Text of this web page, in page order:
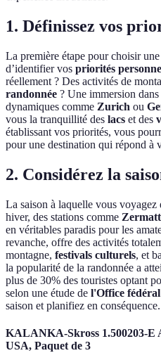
1. Définissez vos
La première étape pour choisir
d’identifier vos priorités
réellement ? Des activités de
randonnée ? Une immersion
dynamiques comme Zurich ou
vous la tranquillité des lacs et des
établissant vos priorités, vous
pour une destination qui répond à
2. Considérez la
La saison à laquelle vous
hiver, des stations comme Zermatt
en véritables paradis pour les
revanche, offre des activités
montagne, festivals culturels, et
la popularité de la randonnée a
plus de 30% des touristes optant
selon une étude de l'Office
saison et planifiez en conséquence.
KALANKA-Skross 1.500203-E
USA, Paquet de 3